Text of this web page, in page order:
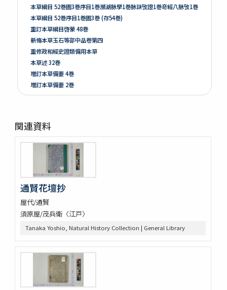
本草綱目 52巻圖3巻序目1巻瀕湖脉學1巻脉訣攷證1巻竒經八脉攷1巻
本草綱目 52巻序目1巻圖3巻 (存54巻)
重訂本草綱目啓蒙 48巻
新脩本草玉石等部中品卷第四
重修政和經史證類備用本草
本草述 32巻
増訂本草備要 4巻
増訂本草備要 2巻
本草彙言 20巻 (存15巻)
昆蟲草木略 2巻
爾雅註疏 11巻
格致鏡原 100巻
類林新咏 36巻
藥性本草約言 4巻
開拓使官園動植品類簿
救荒野譜 1巻補遺1巻坿救荒辟穀諸方
灌園草木識 6巻
南方草木状 3巻坿桂海草木志
Alle de plaaten en de vruchten
坂本浩然菌譜
茘枝譜 : 七篇第一
天工開物 3巻
嶺表録異 3巻
関連資料
通賢花壇抄
屋代/通賢
須原屋/茂兵衛〈江戸〉
Tanaka Yoshio, Natural History Collection | General Library